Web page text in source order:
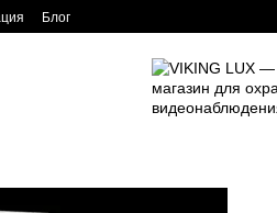
Блог